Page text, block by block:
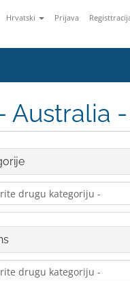
Hrvatski Prijava
Australia